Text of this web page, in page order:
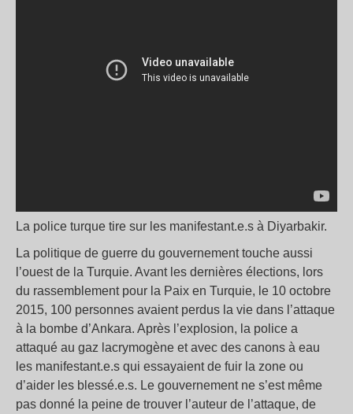
La police turque tire sur les manifestant.e.s à Diyarbakir.
La politique de guerre du gouvernement touche aussi
l’ouest de la Turquie. Avant les dernières élections, lors
du rassemblement pour la Paix en Turquie, le 10 octobre
2015, 100 personnes avaient perdus la vie dans l’attaque
à la bombe d’Ankara. Après l’explosion, la police a
attaqué au gaz lacrymogène et avec des canons à eau
les manifestant.e.s qui essayaient de fuir la zone ou
d’aider les blessé.e.s. Le gouvernement ne s’est même
pas donné la peine de trouver l’auteur de l’attaque, de